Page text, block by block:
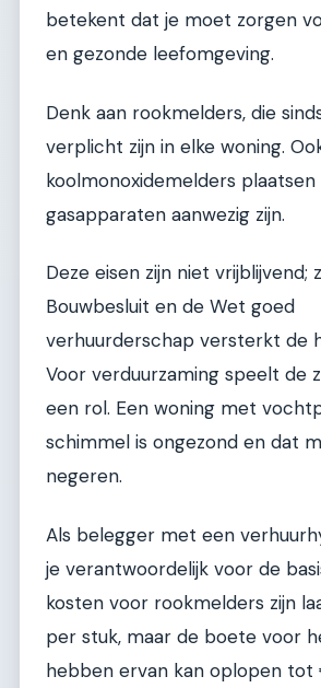
betekent dat je moet zorgen
en gezonde leefomgeving.
Denk aan rookmelders, die
verplicht zijn in elke woning.
koolmonoxidemelders plaatsen
gasapparaten aanwezig zijn.
Deze eisen zijn niet vrijblijvend;
Bouwbesluit en de Wet goed
verhuurderschap versterkt de
Voor verduurzaming speelt de
een rol. Een woning met
schimmel is ongezond en dat
negeren.
Als belegger met een
je verantwoordelijk voor de
kosten voor rookmelders zijn
per stuk, maar de boete voor
hebben ervan kan oplopen tot